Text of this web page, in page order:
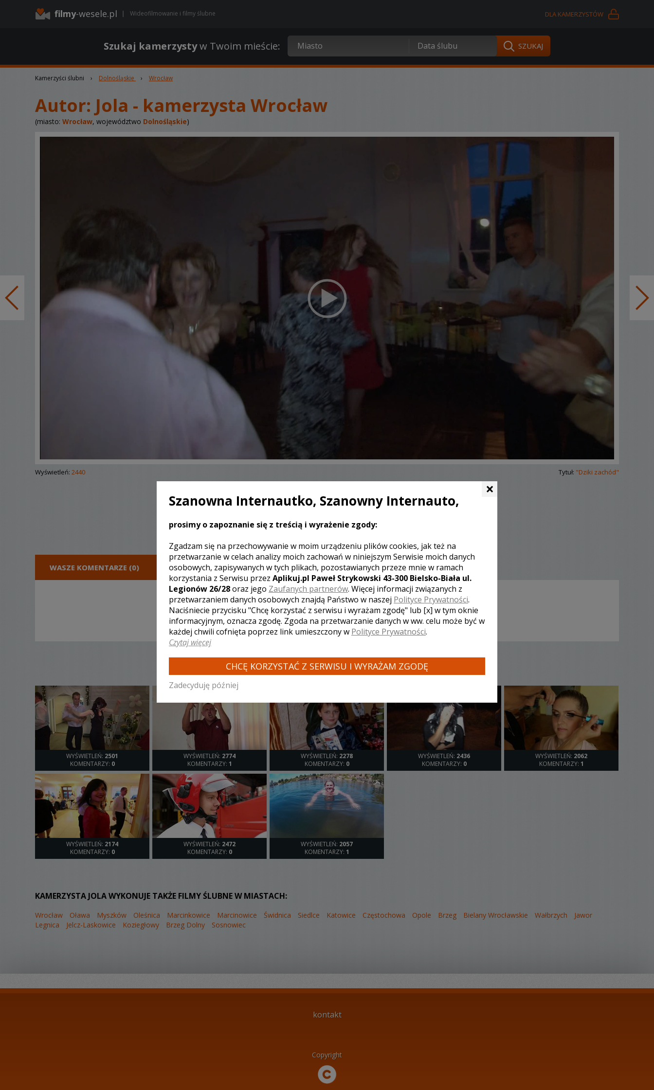
filmy-wesele.pl Wideofilmowanie i filmy ślubne DLA KAMERZYSTÓW
Szukaj kamerzystyw Twoim mieście:
Kamerzyści ślubni › Dolnośląskie › Wrocław
Autor: Jola - kamerzysta Wrocław
(miasto: Wrocław, województwo Dolnośląskie)
Wyświetleń: 2440 Tytuł: "Dziki zachód"
WASZE KOMENTARZE (0) DODAJ KOMENTARZ
[ brak komentarzy ]
INNE LOSOWE FILMY TEGO KAMERZYSTY
WYŚWIETLEŃ: 2501
KOMENTARZY: 0
WYŚWIETLEŃ: 2774
KOMENTARZY: 1
WYŚWIETLEŃ: 2278
KOMENTARZY: 0
WYŚWIETLEŃ: 2436
KOMENTARZY: 0
WYŚWIETLEŃ: 2062
KOMENTARZY: 1
WYŚWIETLEŃ: 2174
KOMENTARZY: 0
WYŚWIETLEŃ: 2472
KOMENTARZY: 0
WYŚWIETLEŃ: 2057
KOMENTARZY: 1
KAMERZYSTA JOLA WYKONUJE TAKŻE FILMY ŚLUBNE W MIASTACH:
Wrocław Oława Myszków Oleśnica Marcinkowice Marcinowice Świdnica Siedlce Katowice Częstochowa Opole Brzeg Bielany Wrocławskie Wałbrzych
Jawor
Legnica
Jelcz-Laskowice Koziegłowy Brzeg Dolny Sosnowiec
kontakt
Copyright
×
Szanowna Internautko, Szanowny Internauto,
prosimy o zapoznanie się z treścią i wyrażenie zgody:
Zgadzam się na przechowywanie w moim urządzeniu plików cookies, jak też na
przetwarzanie w celach analizy moich zachowań w niniejszym Serwisie moich danych
osobowych, zapisywanych w tych plikach, pozostawianych przeze mnie w ramach
korzystania z Serwisu przez Aplikuj.pl Paweł Strykowski 43-300 Bielsko-Biała ul.
Legionów 26/28oraz jego Zaufanych partnerów. Więcej informacji związanych z
przetwarzaniem danych osobowych znajdą Państwo w naszej Polityce Prywatności.
Naciśniecie przycisku "Chcę korzystać z serwisu i wyrażam zgodę" lub [x] w tym oknie
informacyjnym, oznacza zgodę. Zgoda na przetwarzanie danych w ww. celu może być w
każdej chwili cofnięta poprzez link umieszczony w Polityce Prywatności.
Czytaj więcej
CHCĘ KORZYSTAĆ Z SERWISU I WYRAŻAM ZGODĘ
Zadecyduję później